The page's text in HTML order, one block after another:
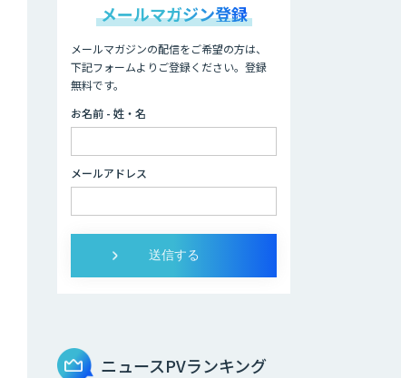
メールマガジン登録
メールマガジンの配信をご希望の方は、
下記フォームよりご登録ください。登録
無料です。
お名前 - 姓・名
メールアドレス
ニュースPVランキング